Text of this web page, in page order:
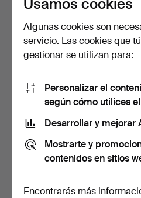
Lote
BRITTA MARAKATT-LABBA.
"Vi", litografía en…
Subastado 10 may 2026
463 USD
Usamos cookies
Algunas cookies son
servicio. Las cookies que
gestionar se utilizan para:
Personalizar el
según cómo utilices
Desarrollar y mejorar
Mostrarte y
contenidos en sitios
Encontrarás más